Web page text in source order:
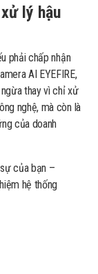
lý hậu
phải chấp nhận
AI EYEFIRE,
thay vì chỉ xử
nghệ, mà còn là
của doanh
của bạn –
hệ thống